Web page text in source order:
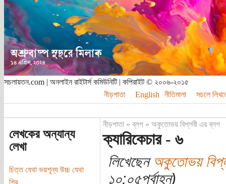
সচলায়তন.com | অনলাইন রাইটার্স কমিউনিটি | কপিরাইট © ২০০৬-২০১৫
নীড়পাতা
English নীতিমালা সচলে
লেখকের অন্যান্য
লেখা
চিত্ত যেথা ভয়শূন্য উচ্চ যেথা
শির...
নীড়পাতা»ব্লগ» অকুতোভয় বিপ্লবী এর ব্লগ
ক্যারিকেচার - ৬
লিখেছেন অকুতোভয়
১০:০৫পূর্বাহ্ন)